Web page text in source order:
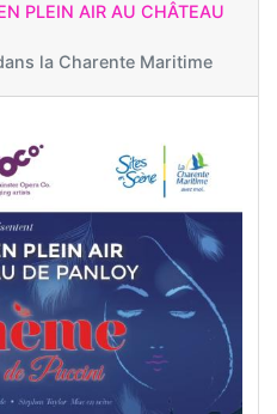
PLEIN AIR AU CHÂTEAU
la Charente Maritime